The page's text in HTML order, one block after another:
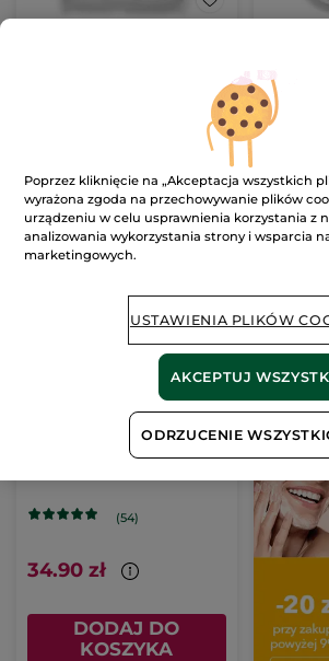
DODAJ DO
KOSZYKA
Pędzel do cieni
(54)
34.90 zł
DODAJ DO
KOSZYKA
Poprzez kliknięcie na „Akceptacja wszystkich
wyrażona zgoda na przechowywanie plików
urządzeniu w celu usprawnienia korzystania z
analizowania wykorzystania strony i wsparcia
marketingowych.
USTAWIENIA PLIKÓW
ODRZUCENIE
AKCEPTUJ